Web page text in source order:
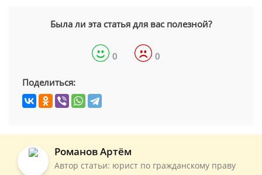
Была ли эта статья для вас полезной?
0 0
Поделиться:
Романов Артём
Автор статьи: юрист по гражданскому праву